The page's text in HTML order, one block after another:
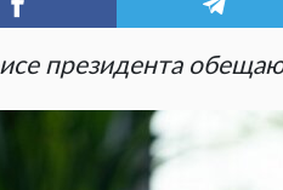
президента